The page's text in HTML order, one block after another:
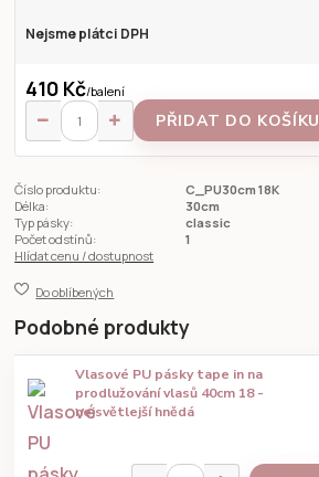
Nejsme plátci DPH
410 Kč/balení
PŘIDAT DO KOŠÍKU
Číslo produktu:
C_PU30cm 18K
Délka:
30cm
Typ pásky:
classic
Počet odstínů:
1
Hlídat cenu / dostupnost
Do oblíbených
Podobné produkty
Vlasové PU pásky tape in na
prodlužování vlasů 40cm 18 -
nejsvětlejší hnědá